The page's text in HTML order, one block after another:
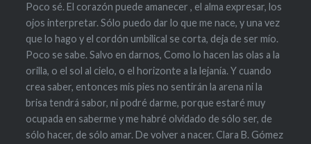
Poco sé. El corazón puede amanecer , el alma expresar, los
ojos interpretar. Sólo puedo dar lo que me nace, y una vez
que lo hago y el cordón umbilical se corta, deja de ser mío.
Poco se sabe. Salvo en darnos, Como lo hacen las olas a la
orilla, o el sol al cielo, o el horizonte a la lejanía. Y cuando
crea saber, entonces mis pies no sentirán la arena ni la
brisa tendrá sabor, ni podré darme, porque estaré muy
ocupada en saberme y me habré olvidado de sólo ser, de
sólo hacer, de sólo amar. De volver a nacer. Clara B. Gómez